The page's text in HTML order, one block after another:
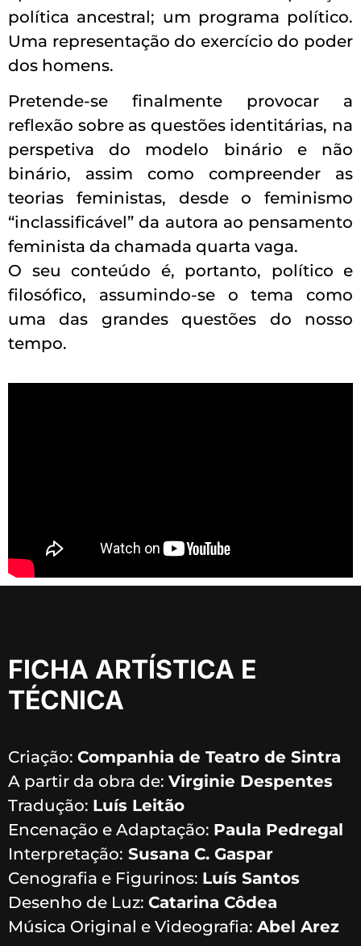
política ancestral; um programa político.
Uma representação do exercício do poder
dos homens.
Pretende-se finalmente provocar a
reflexão sobre as questões identitárias, na
perspetiva do modelo binário e não
binário, assim como compreender as
teorias feministas, desde o feminismo
“inclassificável” da autora ao pensamento
feminista da chamada quarta vaga.
O seu conteúdo é, portanto, político e
filosófico, assumindo-se o tema como
uma das grandes questões do nosso
tempo.
FICHA ARTÍSTICA E
TÉCNICA
Criação: Companhia de Teatro de Sintra
A partir da obra de: Virginie Despentes
Tradução: Luís Leitão
Encenação e Adaptação: Paula Pedregal
Interpretação: Susana C. Gaspar
Cenografia e Figurinos: Luís Santos
Desenho de Luz: Catarina Côdea
Música Original e Videografia: Abel Arez